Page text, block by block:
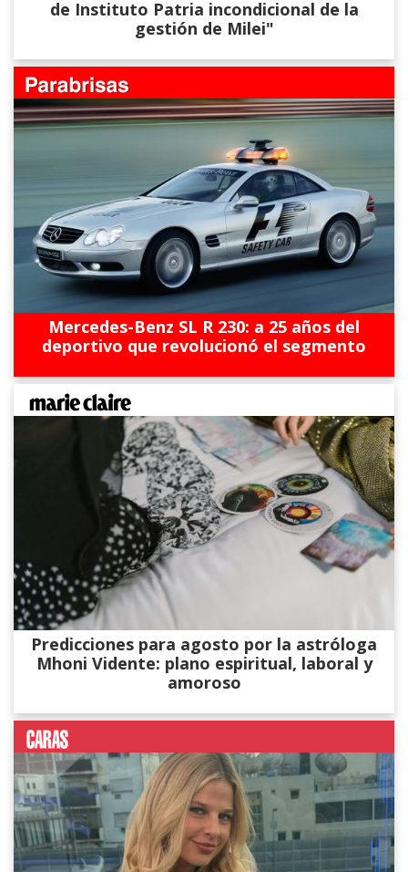
de Instituto Patria incondicional de la
gestión de Milei"
Mercedes-Benz SL R 230: a 25 años del
deportivo que revolucionó el segmento
Predicciones para agosto por la astróloga
Mhoni Vidente: plano espiritual, laboral y
amoroso